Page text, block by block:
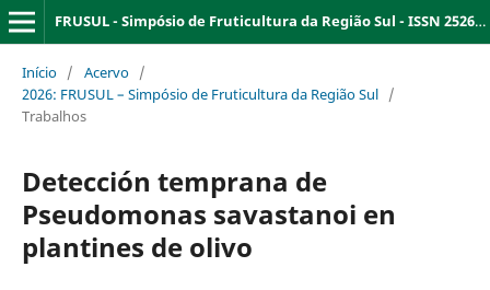
FRUSUL - Simpósio de Fruticultura da Região Sul - ISSN 2526-9909
Início / Acervo /
2026: FRUSUL – Simpósio de Fruticultura da Região Sul /
Trabalhos
Detección temprana de
Pseudomonas savastanoi en
plantines de olivo